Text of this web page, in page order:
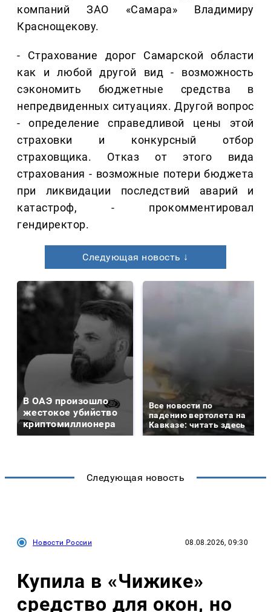
компаний ЗАО «Самара» Владимиру
Краснощекову.
- Страхование дорог Самарской области
как и любой другой вид - возможность
сэкономить бюджетные средства в
непредвиденных ситуациях. Другой вопрос
- определение справедливой цены этой
страховки и конкурсный отбор
страховщика. Отказ от этого вида
страхования - возможные потери бюджета
при ликвидации последствий аварий и
катастроф, - прокомментировал
гендиректор.
Следующая новость ↓
В ОАЭ произошло
жестокое убийство
криптомиллионера
Все новости по
падению вертолета на
Кавказе: читать здесь
Следующая новость
Новости России 08.08.2026, 09:30
Купила в «Чижике»
средство для окон, но